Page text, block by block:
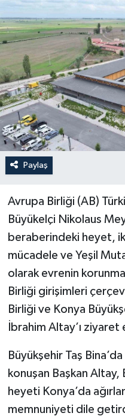
Paylaş
Avrupa Birliği (AB)
Büyükelçi Nikolaus
beraberindeki heyet,
mücadele ve Yeşil
olarak evrenin
Birliği girişimleri
Birliği ve Konya
İbrahim Altay’ı
Büyükşehir Taş
konuşan Başkan
heyeti Konya’da
memnuniyeti dile